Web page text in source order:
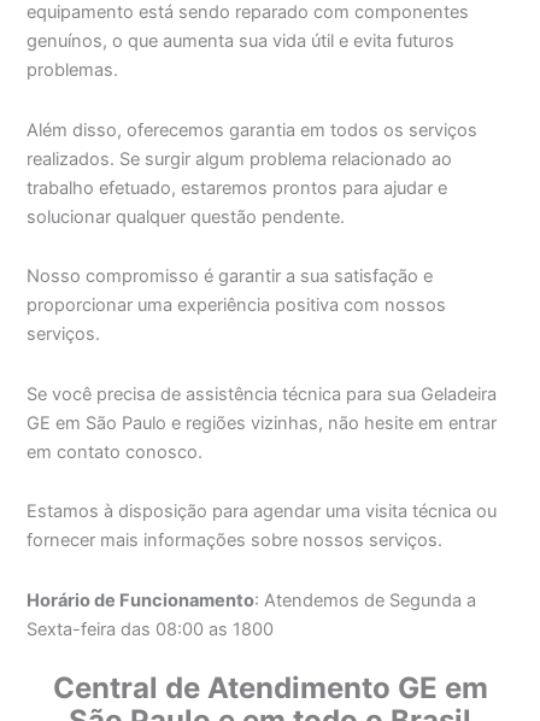
equipamento está sendo reparado com componentes
genuínos, o que aumenta sua vida útil e evita futuros
problemas.
Além disso, oferecemos garantia em todos os serviços
realizados. Se surgir algum problema relacionado ao
trabalho efetuado, estaremos prontos para ajudar e
solucionar qualquer questão pendente.
Nosso compromisso é garantir a sua satisfação e
proporcionar uma experiência positiva com nossos
serviços.
Se você precisa de assistência técnica para sua Geladeira
GE em São Paulo e regiões vizinhas, não hesite em entrar
em contato conosco.
Estamos à disposição para agendar uma visita técnica ou
fornecer mais informações sobre nossos serviços.
Horário de Funcionamento: Atendemos de Segunda a
Sexta-feira das 08:00 as 1800
Central de Atendimento GE em